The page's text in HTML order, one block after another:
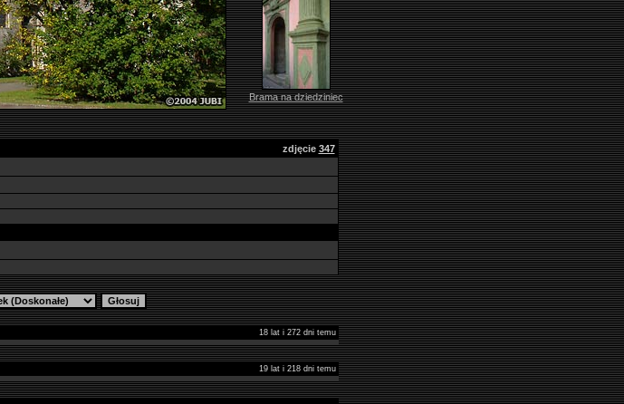
Brama na dziedziniec
zdjęcie 347
18 lat i 272 dni temu
19 lat i 218 dni temu